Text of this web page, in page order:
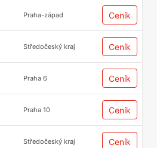
Praha-západ Ceník
Středočeský kraj Ceník
Praha 6 Ceník
Praha 10 Ceník
Středočeský kraj Ceník